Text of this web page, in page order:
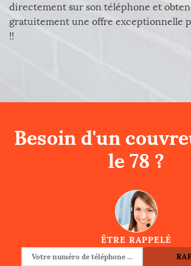
directement sur son téléphone et
gratuitement une offre exceptionnelle
!!
Besoin d'un
le 78 ?
ÊTRE RAPPELÉ